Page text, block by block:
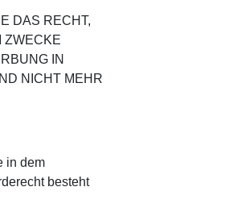
DAS RECHT,
ZWECKE
IN
NICHT MEHR
in dem
besteht